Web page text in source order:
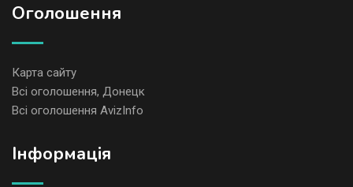
Оголошення
Карта сайту
Всі оголошення, Донецк
Всі оголошення AvizInfo
Iнформація